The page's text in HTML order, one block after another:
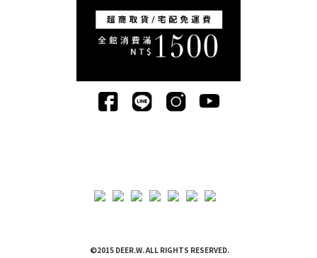
©2015 DEER.W. ALL RIGHTS RESERVED.